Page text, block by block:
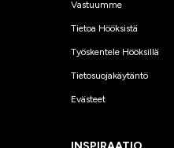
Vastuumme
Tietoa Hööksistä
Työskentele Hööksillä
Tietosuojakäytäntö
Evästeet